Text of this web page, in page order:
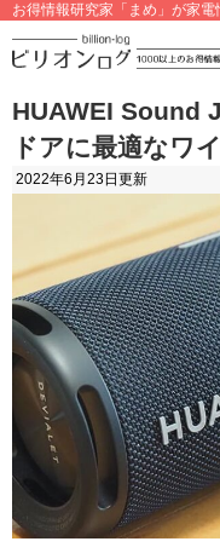
お得情報研究家「まめ」が家電
HUAWEI Sound
ドアに最適なワ
2022年6月23日 更新